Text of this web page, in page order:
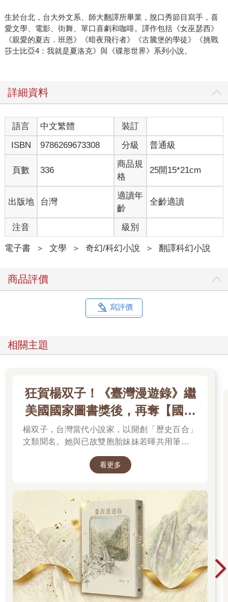
生於台北，台大外文系、師大翻譯所畢業，脫口秀節目寫手，喜
愛文學、電影、街舞、單口喜劇和咖啡。譯作包括《女巫瑟西》
《親愛的夏吉．班恩》《暗夜飛行者》《古騰堡的學徒》《挑戰
莎士比亞4：我就是夏洛克》與《碟形世界》系列小說。
詳細資料
語言 中文繁體
裝訂
ISBN
9786269673308 分級 普通級
頁數 336
商品規
格
25開15*21cm
出版地 台灣
適讀年
齡
全齡適讀
注音 級別
電子書 ＞ 文學 ＞ 奇幻/科幻小說 ＞ 翻譯科幻小說
商品評價
寫評價
相關主題
狂賀楊双子！《臺灣漫遊錄》繼
美國國家圖書獎後，再奪【國際
布克獎】
楊双子，台灣當代小說家，以開創「歷史百合」
文類聞名。她與已故雙胞胎妹妹若暉共用筆名，
承載兩人的文學夢想，將嚴謹的日治歷史考據融
入女性同性情誼。其長篇小說《臺灣漫遊錄》透
續斬獲美國國家圖書獎與英國國際布克獎，寫下
華語文學歷史新紀錄，成功讓世界聽見台灣的身
世。
看更多